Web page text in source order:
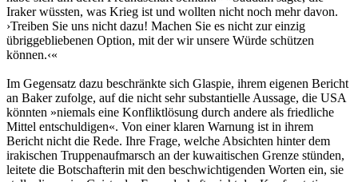
Iraker wüssten, was Krieg ist und wollten nicht noch mehr davon.
›Treiben Sie uns nicht dazu! Machen Sie es nicht zur einzig
übriggebliebenen Option, mit der wir unsere Würde schützen
können.‹«
Im Gegensatz dazu beschränkte sich Glaspie, ihrem eigenen Bericht
an Baker zufolge, auf die nicht sehr substantielle Aussage, die USA
könnten »niemals eine Konfliktlösung durch andere als friedliche
Mittel entschuldigen«. Von einer klaren Warnung ist in ihrem
Bericht nicht die Rede. Ihre Frage, welche Absichten hinter dem
irakischen Truppenaufmarsch an der kuwaitischen Grenze stünden,
leitete die Botschafterin mit den beschwichtigenden Worten ein, sie